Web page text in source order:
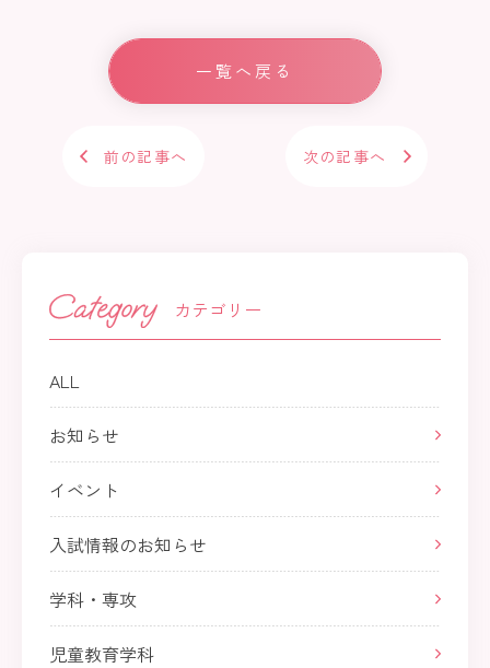
e
b
o
一覧へ戻る
前の記事へ 次の記事へ
カテゴリー
ALL
お知らせ
イベント
入試情報のお知らせ
学科・専攻
児童教育学科